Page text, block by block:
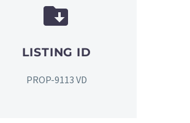


LISTING ID
PROP-9113 VD